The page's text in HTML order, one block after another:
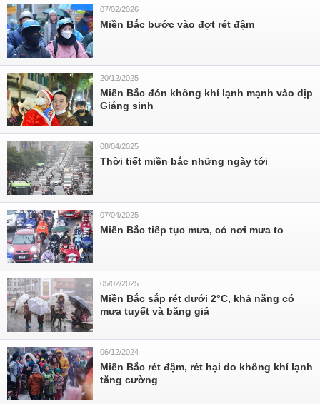
07/02/2026
Miền Bắc bước vào đợt rét đậm
20/12/2025
Miền Bắc đón không khí lạnh mạnh vào dịp
Giáng sinh
08/04/2025
Thời tiết miền bắc những ngày tới
07/04/2025
Miền Bắc tiếp tục mưa, có nơi mưa to
05/02/2025
Miền Bắc sắp rét dưới 2°C, khả năng có
mưa tuyết và băng giá
06/12/2024
Miền Bắc rét đậm, rét hại do không khí lạnh
tăng cường